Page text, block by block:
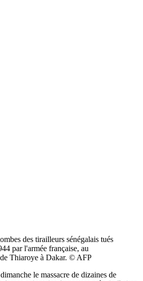
des tirailleurs sénégalais tués
par l'armée française, au
Thiaroye à Dakar. © AFP
le massacre de dizaines de